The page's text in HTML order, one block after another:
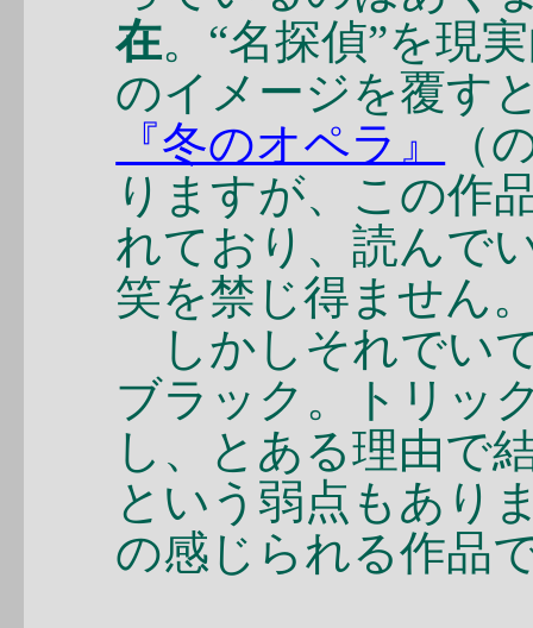
在。“名探偵”を現
のイメージを覆す
『冬のオペラ』
（
りますが、この作
れており、読んで
笑を禁じ得ません
しかしそれでい
ブラック。トリッ
し、とある理由で
という弱点もあり
の感じられる作品